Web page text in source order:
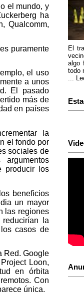
el mundo, y
ha
Qualcomm,
puramente
el uso
a unos
El pasado
más de
en países
la
el fondo por
sociales de
producir los
beneficios
un mayor
las regiones
reducirían la
casos de
Red. Google
Loon,
en órbita
Con
única.
El
algo
todo